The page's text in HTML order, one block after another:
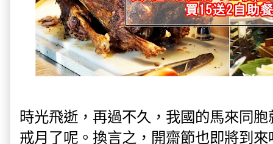
時光飛逝，再過不久，我國的馬來同
戒月了呢。換言之，開齋節也即將到